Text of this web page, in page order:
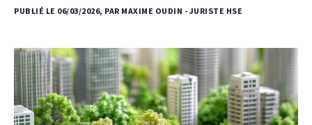
PUBLIÉ LE 06/03/2026, PAR MAXIME OUDIN - JURISTE HSE